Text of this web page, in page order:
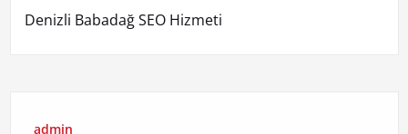
Denizli Babadağ SEO Hizmeti
admin